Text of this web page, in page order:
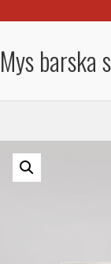
Mys barska